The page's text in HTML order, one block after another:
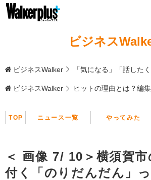
ビジネス
ビジネスWalker 「気になる」「話した
ビジネスWalker ヒットの理由とは？編
TOP ニュース一覧 やってみた
＜ 画像 7/ 10＞横須賀
付く「のりだんだん」